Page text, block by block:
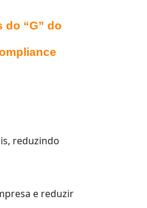
do “G” do
reduzindo
e reduzir